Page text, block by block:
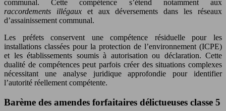
communal. Cette compétence s’étend notamment aux
raccordements illégaux et aux déversements dans les réseaux
d’assainissement communal.
Les préfets conservent une compétence résiduelle pour les
installations classées pour la protection de l’environnement (ICPE)
et les établissements soumis à autorisation ou déclaration. Cette
dualité de compétences peut parfois créer des situations complexes
nécessitant une analyse juridique approfondie pour identifier
l’autorité réellement compétente.
Barème des amendes forfaitaires délictueuses classe 5